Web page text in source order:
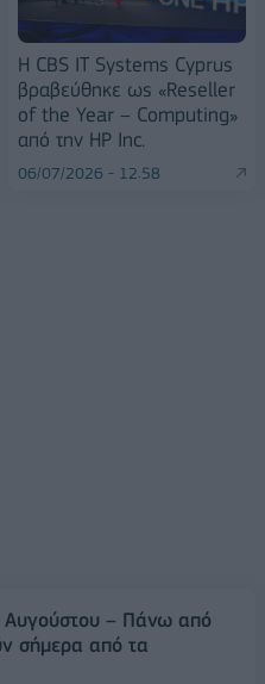
Η CBS IT Systems Cyprus
βραβεύθηκε ως «Reseller
of the Year – Computing»
από την HP Inc.
06/07/2026 - 12:58
Αυγούστου – Πάνω από
σήμερα από τα